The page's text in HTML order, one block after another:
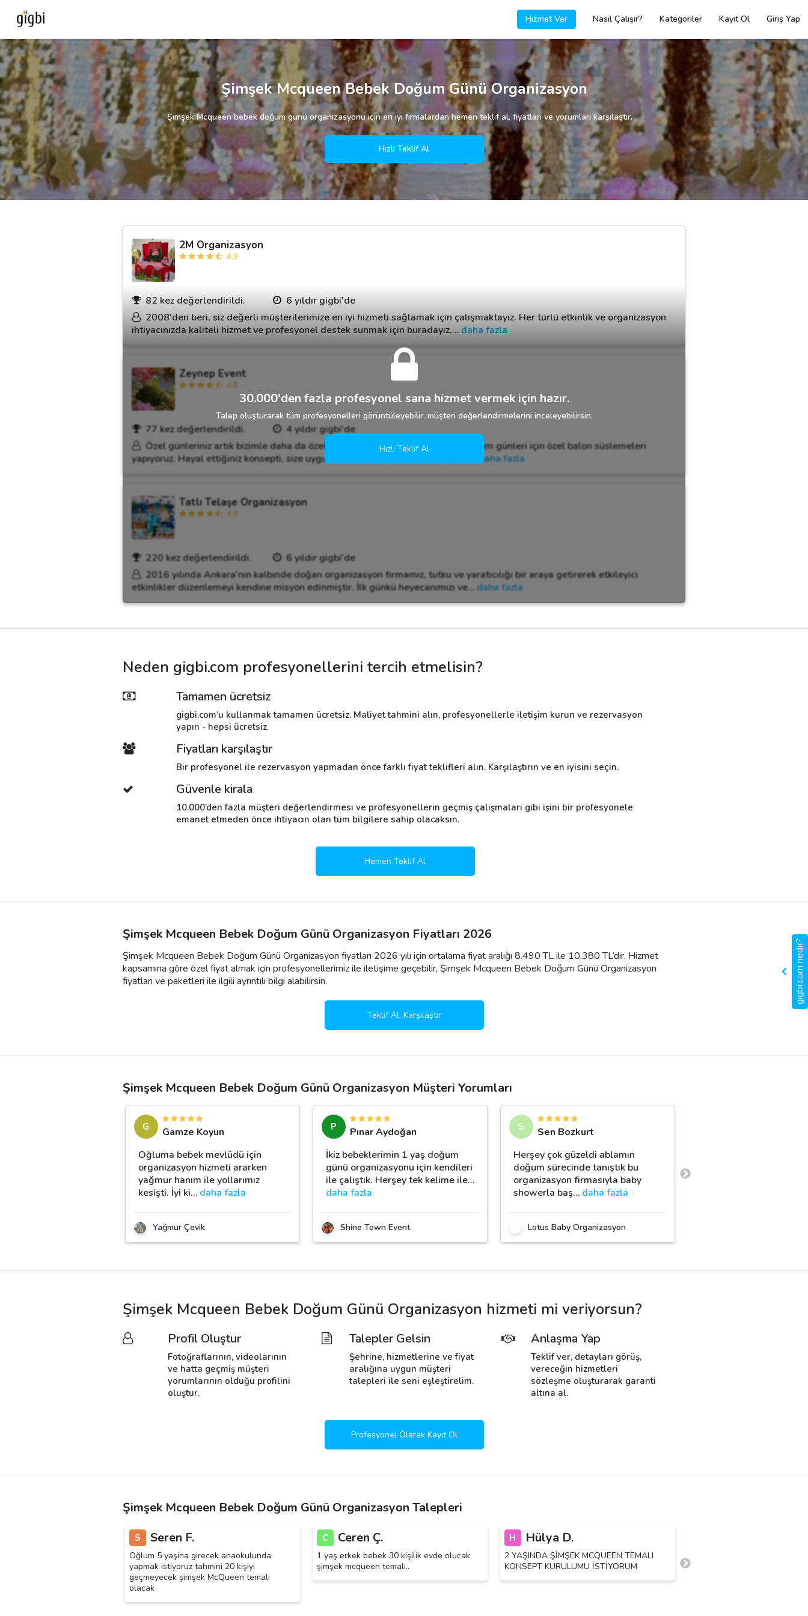
Hizmet Ver Nasıl Çalışır? Kategoriler Kayıt Ol Giriş Yap
Anasayfa
Giriş Yap
Kayıt Ol
Kategoriler
Müşteri Değerlendirmeleri
Şimşek Mcqueen Bebek Doğum Günü Organizasyon
Şimşek Mcqueen bebek doğum günü organizasyonu için en iyi firmalardan hemen teklif al, fiyatları ve yorumları karşılaştır.
Hızlı Teklif Al
2M Organizasyon
4.9
82 kez değerlendirildi.
6 yıldır gigbi'de
2008'den beri, siz değerli müşterilerimize en iyi hizmeti sağlamak için çalışmaktayız. Her türlü etkinlik ve organizasyon
ihtiyacınızda kaliteli hizmet ve profesyonel destek sunmak için buradayız.… daha fazla
Zeynep Event
4.8
77 kez değerlendirildi.
4 yıldır gigbi'de
Özel günleriniz artık bizimle daha da özel. Baby shower, cinsiyet partisi, doğum günleri için özel balon süslemeleri
yapıyoruz. Hayal ettiğiniz konsepti, size uygun olarak hazırlıyoruz. 🎈 Bütçeniz
daha fazla
Tatlı Telaşe Organizasyon
4.9
220 kez değerlendirildi.
6 yıldır gigbi'de
2016 yılında Ankara'nın kalbinde doğan organizasyon firmamız, tutku ve yaratıcılığı bir araya getirerek etkileyici
etkinlikler düzenlemeyi kendine misyon edinmiştir. İlk günkü heyecanımızı ve… daha fazla
30.000'den fazla profesyonel sana hizmet vermek için hazır.
Talep oluşturarak tüm profesyonelleri görüntüleyebilir, müşteri değerlendirmelerini inceleyebilirsin.
Hızlı Teklif Al
Neden gigbi.com profesyonellerini tercih etmelisin?
Tamamen ücretsiz
gigbi.com’u kullanmak tamamen ücretsiz. Maliyet tahmini alın, profesyonellerle iletişim kurun ve rezervasyon
yapın - hepsi ücretsiz.
Fiyatları karşılaştır
Bir profesyonel ile rezervasyon yapmadan önce farklı fiyat teklifleri alın. Karşılaştırın ve en iyisini seçin.
Güvenle kirala
10.000’den fazla müşteri değerlendirmesi ve profesyonellerin geçmiş çalışmaları gibi işini bir profesyonele
emanet etmeden önce ihtiyacın olan tüm bilgilere sahip olacaksın.
Hemen Teklif Al
Şimşek Mcqueen Bebek Doğum Günü Organizasyon Fiyatları 2026
Şimşek Mcqueen Bebek Doğum Günü Organizasyon fiyatları 2026 yılı için ortalama fiyat aralığı 8.490 TL ile 10.380 TL’dir. Hizmet
kapsamına göre özel fiyat almak için profesyonellerimiz ile iletişime geçebilir, Şimşek Mcqueen Bebek Doğum Günü Organizasyon
fiyatları ve paketleri ile ilgili ayrıntılı bilgi alabilirsin.
Teklif Al, Karşılaştır
Şimşek Mcqueen Bebek Doğum Günü Organizasyon Müşteri Yorumları
G
Gamze Koyun
Oğluma bebek mevlüdü için
organizasyon hizmeti ararken
yağmur hanım ile yollarımız
kesişti. İyi ki… daha fazla
Yağmur Çevik
P
Pınar Aydoğan
İkiz bebeklerimin 1 yaş doğum
günü organizasyonu için kendileri
ile çalıştık. Herşey tek kelime ile…
daha fazla
Shine Town Event
S
Sen Bozkurt
Herşey çok güzeldi ablamın
doğum sürecinde tanıştık bu
organizasyon firmasıyla baby
showerla baş… daha fazla
Lotus Baby Organizasyon
Şimşek Mcqueen Bebek Doğum Günü Organizasyon hizmeti mi veriyorsun?
Profil Oluştur
Fotoğraflarının, videolarının
ve hatta geçmiş müşteri
yorumlarının olduğu profilini
oluştur.
Talepler Gelsin
Şehrine, hizmetlerine ve fiyat
aralığına uygun müşteri
talepleri ile seni eşleştirelim.
Anlaşma Yap
Teklif ver, detayları görüş,
vereceğin hizmetleri
sözleşme oluşturarak garanti
altına al.
Profesyonel Olarak Kayıt Ol
Şimşek Mcqueen Bebek Doğum Günü Organizasyon Talepleri
S Seren F.
Oğlum 5 yaşina girecek anaokulunda
yapmak istiyoruz tahmini 20 kişiyi
geçmeyecek şimşek McQueen temalı
olacak
C Ceren Ç.
1 yaş erkek bebek 30 kişilik evde olucak
şimşek mcqueen temalı..
H Hülya D.
2 YAŞINDA ŞİMŞEK MCQUEEN TEMALI
KONSEPT KURULUMU İSTİYORUM
gigbi.com nedir?